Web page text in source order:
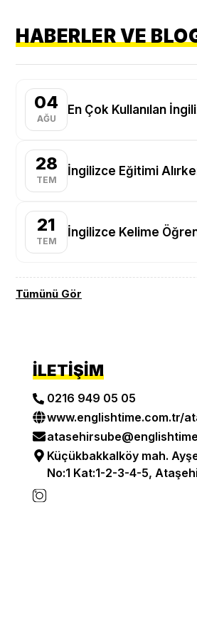
HABERLER VE
04
AĞU
En Çok Kullanılan
28
TEM
İngilizce Eğitimi
21
TEM
İngilizce Kelime
Tümünü Gör
İLETIŞIM
0216 949 05 05
www.englishtime.com.tr/
Küçükbakkalköy mah.
No:1 Kat:1-2-3-4-5,